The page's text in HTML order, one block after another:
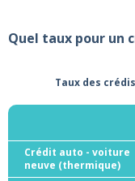
Quel taux pour un
Taux des
Crédit auto - voiture
neuve (thermique)